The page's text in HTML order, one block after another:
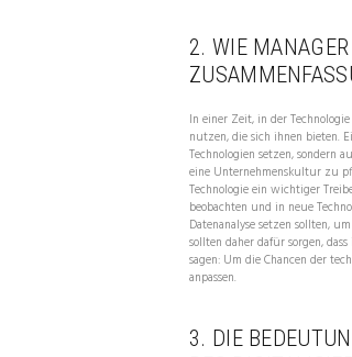
2. WIE
In einer Zeit, in der
nutzen, die sich ihnen bieten.
Technologien setzen, sondern
eine Unternehmenskultur zu
Technologie ein wichtiger
beobachten und in neue
Datenanalyse setzen sollten,
sollten daher dafür sorgen,
sagen: Um die Chancen der
anpassen.
3. DIE